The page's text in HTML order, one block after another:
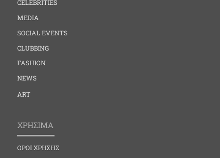
CELEBRITIES
MEDIA
SOCIAL EVENTS
CLUBBING
FASHION
NEWS
ART
ΧΡΗΣΙΜΑ
ΟΡΟΙ ΧΡΗΣΗΣ